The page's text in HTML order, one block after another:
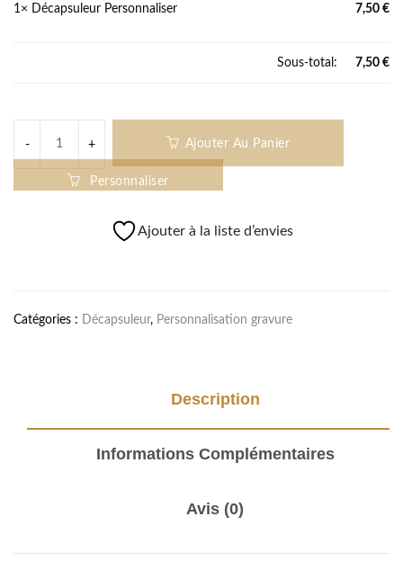
1× Décapsuleur Personnaliser 7,50 €
Sous-total: 7,50 €
Ajouter Au Panier
Personnaliser
Ajouter à la liste d’envies
Catégories : Décapsuleur, Personnalisation gravure
Description
Informations Complémentaires
Avis (0)